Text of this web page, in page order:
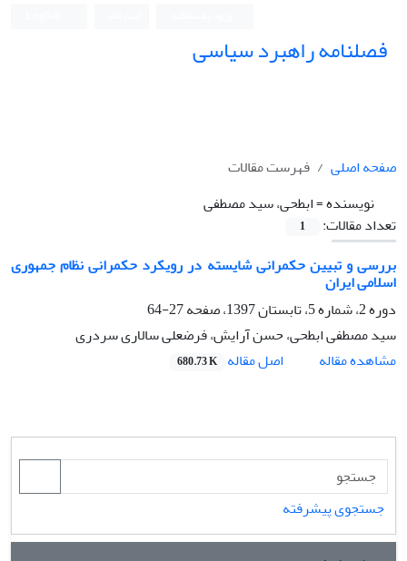
فصلنامه راهبرد سیاسی
صفحه اصلی
فهرست مقالات
نویسنده =ابطحی، سید مصطفی
تعداد مقالات:
1
بررسی و تبیین حکمرانی شایسته در رویکرد حکمرانی نظام جمهوری
اسلامی ایران
دوره 2، شماره 5، تابستان 1397، صفحه
27-64
سید مصطفی ابطحی، حسن آرایش، فرضعلی سالاری سردری
مشاهده مقاله
اصل مقاله 680.73 K
جستجوی پیشرفته